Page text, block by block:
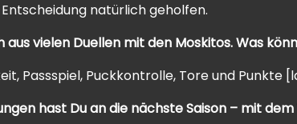
natürlich geholfen.
aus vielen Duellen mit den Moskitos. Was
Passspiel, Puckkontrolle, Tore und
hast Du an die nächste Saison – mit